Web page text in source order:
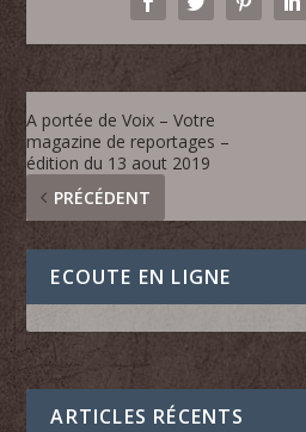
A portée de Voix – Votre
magazine de reportages –
édition du 13 aout 2019
PRÉCÉDENT
ECOUTE EN LIGNE
ARTICLES RÉCENTS